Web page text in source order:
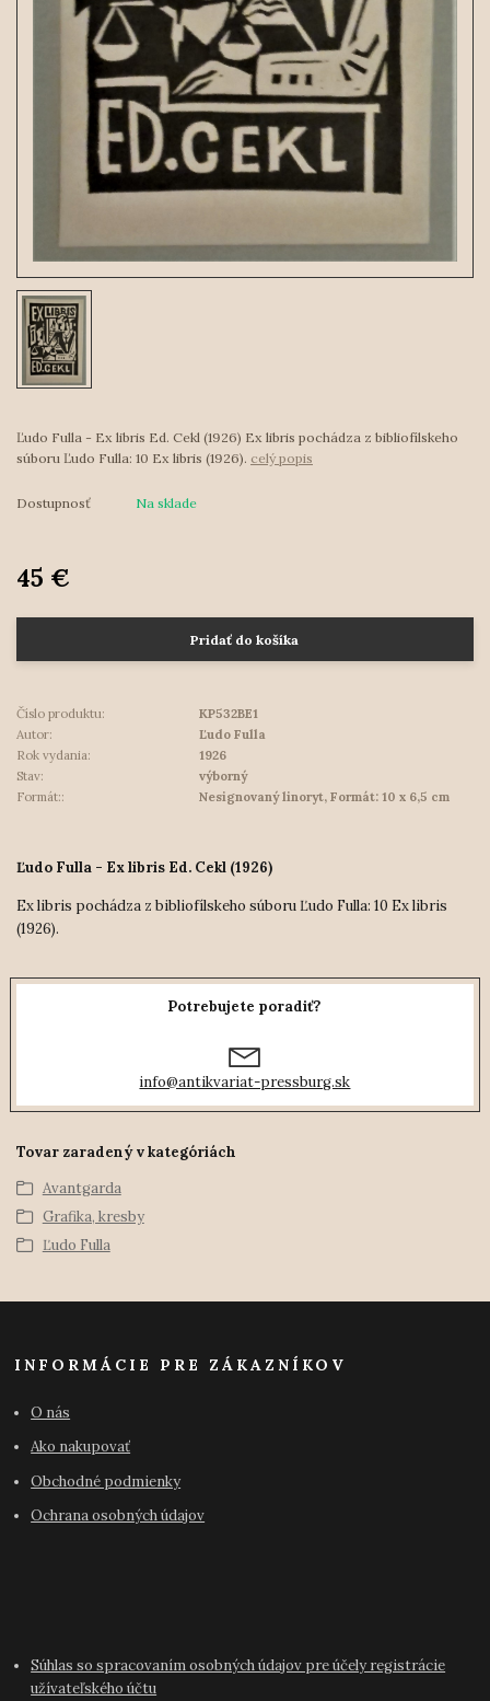
Ľudo Fulla - Ex libris Ed. Cekl (1926) Ex libris pochádza z bibliofílskeho
súboru Ľudo Fulla: 10 Ex libris (1926). celý popis
Dostupnosť Na sklade
45 €
Pridať do košíka
Číslo produktu:
KP532BE1
Autor:
Ľudo Fulla
Rok vydania:
1926
Stav:
výborný
Formát::
Nesignovaný linoryt, Formát: 10 x 6,5 cm
Ľudo Fulla - Ex libris Ed. Cekl (1926)
Ex libris pochádza z bibliofílskeho súboru Ľudo Fulla: 10 Ex libris
(1926).
Potrebujete poradiť?
info@antikvariat-pressburg.sk
Tovar zaradený v kategóriách
Avantgarda
Grafika, kresby
Ľudo Fulla
INFORMÁCIE PRE ZÁKAZNÍKOV
O nás
Ako nakupovať
Obchodné podmienky
Ochrana osobných údajov
Súhlas so spracovaním osobných údajov pre účely registrácie
užívateľského účtu